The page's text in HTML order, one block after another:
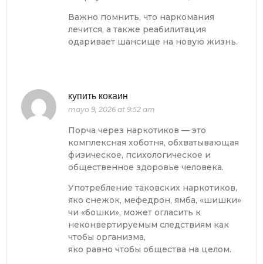
Важно помнить, что наркомания
лечится, а также реабилитация
одаривает шансище на новую жизнь.
купить кокаин
mayo 9, 2026 at 9:52 am
Порча через наркотиков — это
комплексная хоботня, обхватывающая
физическое, психологическое и
общественное здоровье человека.
Употребление таковских наркотиков,
яко снежок, мефедрон, ямба, «шишки»
чи «бошки», может огласить к
неконвертируемым следствиям как
чтобы организма,
яко равно чтобы общества на целом.